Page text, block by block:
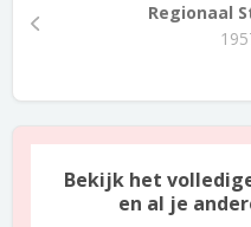
Regionaal
Bekijk het
en al je